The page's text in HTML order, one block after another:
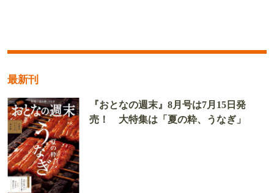
最新刊
『おとなの週末』8月号は7月15日発
売！ 大特集は「夏の粋、うなぎ」